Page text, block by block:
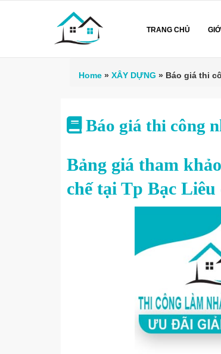
TRANG CHỦ
Home » XÂY DỰNG » Báo giá thi
Báo giá thi công
Bảng giá tham
chế tại Tp Bạc